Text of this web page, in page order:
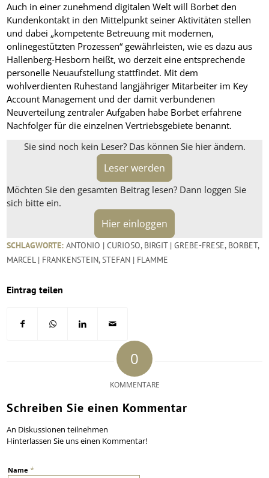
Auch in einer zunehmend digitalen Welt will Borbet den
Kundenkontakt in den Mittelpunkt seiner Aktivitäten stellen
und dabei „kompetente Betreuung mit modernen,
onlinegestützten Prozessen“ gewährleisten, wie es dazu aus
Hallenberg-Hesborn heißt, wo derzeit eine entsprechende
personelle Neuaufstellung stattfindet. Mit dem
wohlverdienten Ruhestand langjähriger Mitarbeiter im Key
Account Management und der damit verbundenen
Neuverteilung zentraler Aufgaben habe Borbet erfahrene
Nachfolger für die einzelnen Vertriebsgebiete benannt.
Sie sind noch kein Leser? Das können Sie hier ändern.
Leser werden
Möchten Sie den gesamten Beitrag lesen? Dann loggen Sie
sich bitte ein.
Hier einloggen
SCHLAGWORTE: ANTONIO | CURIOSO, BIRGIT | GREBE-FRESE, BORBET,
MARCEL | FRANKENSTEIN,STEFAN | FLAMME
Eintrag teilen
0
KOMMENTARE
Schreiben Sie einen Kommentar
An Diskussionen teilnehmen
Hinterlassen Sie uns einen Kommentar!
Name*